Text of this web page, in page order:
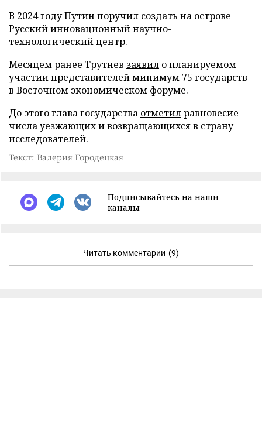
В 2024 году Путин поручил создать на острове
Русский инновационный научно-
технологический центр.
Месяцем ранее Трутнев заявил о планируемом
участии представителей минимум 75 государств
в Восточном экономическом форуме.
До этого глава государства отметилравновесие
числа уезжающих и возвращающихся в страну
исследователей.
Текст: Валерия Городецкая
Подписывайтесь на наши
каналы
Читать комментарии (9)